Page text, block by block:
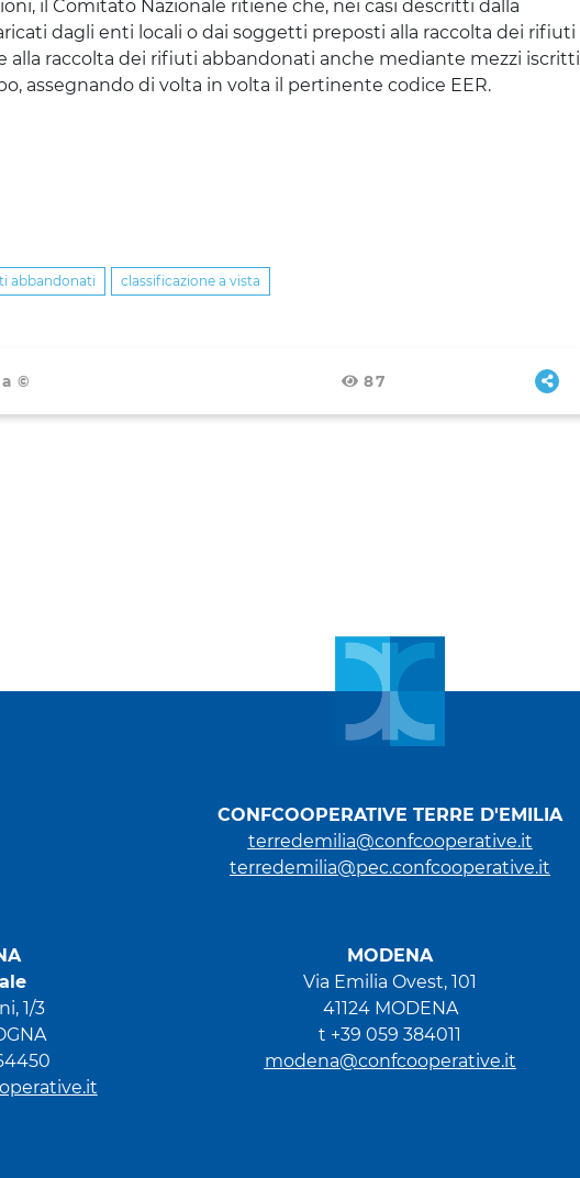
il Comitato Nazionale ritiene che, nei casi descritti dalla
dagli enti locali o dai soggetti preposti alla raccolta dei rifiuti
alla raccolta dei rifiuti abbandonati anche mediante mezzi iscritti
assegnando di volta in volta il pertinente codice EER.
abbandonati classificazione a vista
© 87
CONFCOOPERATIVE TERRE D'EMILIA
terredemilia@confcooperative.it
terredemilia@pec.confcooperative.it
MODENA
Via Emilia Ovest, 101
41124 MODENA
t +39 059 384011
modena@confcooperative.it
1/3